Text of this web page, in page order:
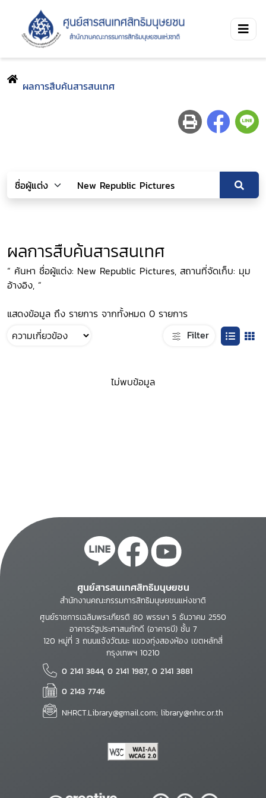
ผลการสืบค้นสารสนเทศ
ผลการสืบค้นสารสนเทศ
“ ค้นหา ชื่อผู้แต่ง: New Republic Pictures, สถานที่จัดเก็บ: มุม
อ้างอิง, ”
แสดงข้อมูล ถึง รายการ จากทั้งหมด 0 รายการ
Filter
ไม่พบข้อมูล
ศูนย์สารสนเทศสิทธิมนุษยชน
สำนักงานคณะกรรมการสิทธิมนุษยชนแห่งชาติ
ศูนย์ราชการเฉลิมพระเกียรติ 80 พรรษา 5 ธันวาคม 2550
อาคารรัฐประศาสนภักดี (อาคารบี) ชั้น 7
120 หมู่ที่ 3 ถนนแจ้งวัฒนะ แขวงทุ่งสองห้อง เขตหลักสี่
กรุงเทพฯ 10210
0 2141 3844, 0 2141 1987, 0 2141 3881
0 2143 7746
NHRCT.Library@gmail.com; library@nhrc.or.th